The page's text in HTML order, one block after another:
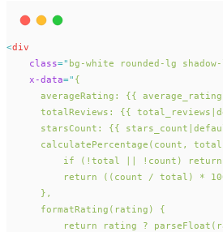
<div
class=" bg-white rounded-lg
x-data=" {
averageRating: {{
totalReviews: {{
starsCount: {{
calculatePercentage(count,
if (!total || !count) return
return ((count / total) *
      },
      formatRating(rating) {
return rating ?